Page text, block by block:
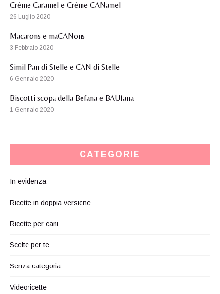
Crème Caramel e Crème CANamel
26 Luglio 2020
Macarons e maCANons
3 Febbraio 2020
Simil Pan di Stelle e CAN di Stelle
6 Gennaio 2020
Biscotti scopa della Befana e BAUfana
1 Gennaio 2020
CATEGORIE
In evidenza
Ricette in doppia versione
Ricette per cani
Scelte per te
Senza categoria
Videoricette